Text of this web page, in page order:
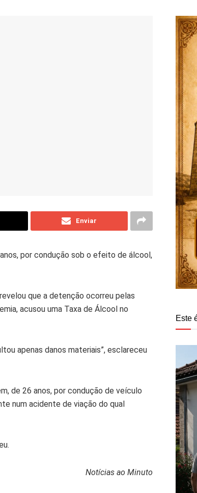
Enviar
por condução sob o efeito de álcool,
que a detenção ocorreu pelas
acusou uma Taxa de Álcool no
apenas danos materiais”, esclareceu
de 26 anos, por condução de veículo
num acidente de viação do qual
Notícias ao Minuto
Este